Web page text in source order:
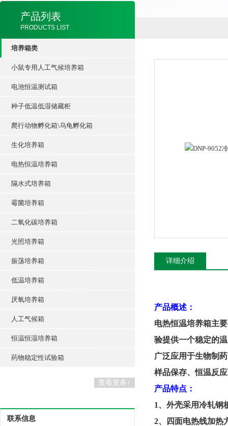
产品列表
PRODUCTS LIST
培养箱类
小鼠专用人工气候培养箱
电池恒温测试箱
种子低温低湿储藏柜
爬行动物孵化箱\乌龟孵化箱
生化培养箱
电热恒温培养箱
隔水式培养箱
霉菌培养箱
二氧化碳培养箱
光照培养箱
振荡培养箱
低温培养箱
厌氧培养箱
人工气候箱
恒温恒湿培养箱
药物稳定性试验箱
查看更多+
联系信息
详细介绍
产品概述：
电热恒温培养箱主
验提供一个稳定的
广泛应用于生物制
样品保存、恒温反
产品特点：
1、外壳采用冷轧钢
2、四面电热线加热